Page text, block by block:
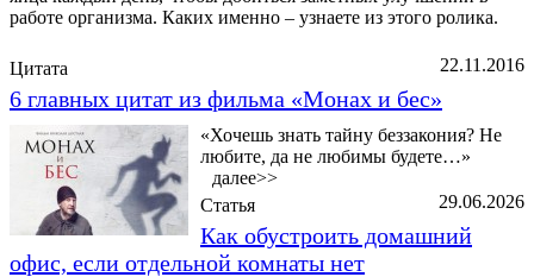
работе организма. Каких именно – узнаете из этого ролика.
22.11.2016
Цитата
6 главных цитат из фильма «Монах и бес»
«Хочешь знать тайну беззакония? Не
любите, да не любимы будете…»
далее>>
29.06.2026
Статья
Как обустроить домашний
офис, если отдельной комнаты нет